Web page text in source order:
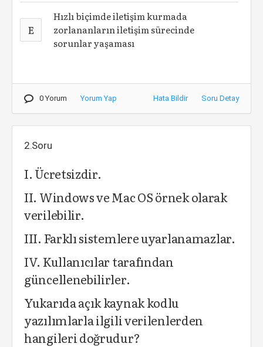
E
Hızlı biçimde iletişim kurmada
zorlananların iletişim sürecinde
sorunlar yaşaması
0 Yorum Yorum Yap Hata Bildir Soru Detay
2.Soru
I. Ücretsizdir.
II. Windows ve Mac OS örnek olarak
verilebilir.
III. Farklı sistemlere uyarlanamazlar.
IV. Kullanıcılar tarafından
güncellenebilirler.
Yukarıda açık kaynak kodlu
yazılımlarla ilgili verilenlerden
hangileri doğrudur?